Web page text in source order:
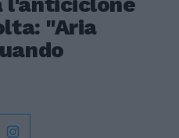
"Aria